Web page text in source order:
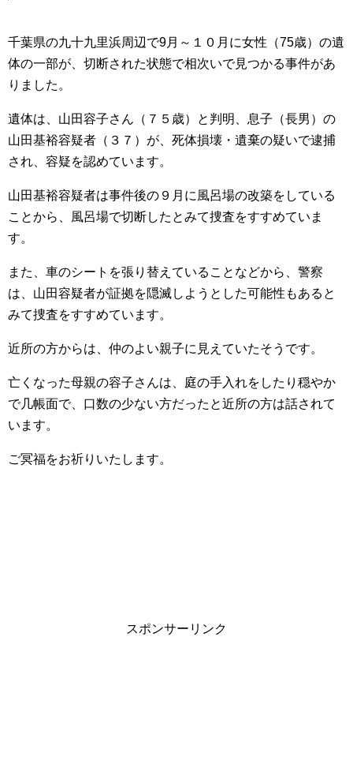
千葉県の九十九里浜周辺で9月～１０月に女性（75歳）の遺
体の一部が、切断された状態で相次いで見つかる事件があ
りました。
遺体は、山田容子さん（７５歳）と判明、息子（長男）の
山田基裕容疑者（３７）が、死体損壊・遺棄の疑いで逮捕
され、容疑を認めています。
山田基裕容疑者は事件後の９月に風呂場の改築をしている
ことから、風呂場で切断したとみて捜査をすすめていま
す。
また、車のシートを張り替えていることなどから、 警察
は、山田容疑者が証拠を隠滅しようとした可能性もあると
みて捜査をすすめています。
近所の方からは、仲のよい親子に見えていたそうです。
亡くなった母親の容子さんは、庭の手入れをしたり穏やか
で几帳面で、口数の少ない方だったと近所の方は話されて
います。
ご冥福をお祈りいたします。
スポンサーリンク